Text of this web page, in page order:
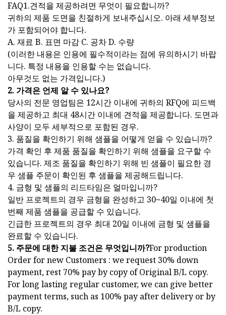
FAQ1.견적을 제공하려면 무엇이 필요합니까?
귀하의 제품 도면을 친절하게 보내주십시오. 아래 세부정보
가 포함되어야 합니다.
A. 재료 B. 표면 마감 C. 공차 D. 수량
(이러한 내용은 인용에 필수적이라는 점에 유의하시기 바랍
니다. 특정 내용을 인용할 수는 없습니다.
아무것도 없는 가격입니다.)
2. 가격은 언제 알 수 있나요?
당사의 전문 영업팀은 12시간 이내에 귀하의 RFQ에 피드백
을 제공하고 최대 48시간 이내에 견적을 제공합니다. 도면과
사양이 모두 세부적으로 포함된 경우.
3. 품질을 확인하기 위해 샘플을 어떻게 얻을 수 있습니까?
가격 확인 후 제품 품질을 확인하기 위해 샘플을 요구할 수
있습니다. 제조 품질을 확인하기 위해 빈 샘플이 필요한 경
우 샘플 주문이 확인된 후 샘플을 제공해드립니다.
4. 금형 및 샘플의 리드타임은 얼마입니까?
일반 프로젝트의 경우 금형을 완성하고 30~40일 이내에 첫
번째 제품 샘플을 공급할 수 있습니다.
긴급한 프로젝트의 경우 최대 20일 이내에 금형 및 샘플을
완료할 수 있습니다.
5. 주문에 대한 지불 조건은 무엇입니까?For production
Order for new Customers : we request 30% down
payment, rest 70% pay by copy of Original B/L copy.
For long lasting regular customer, we can give better
payment terms, such as 100% pay after delivery or by
B/L copy.